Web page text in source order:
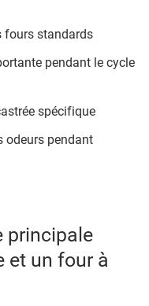
fours standards
pendant le cycle
spécifique
odeurs pendant
principale
et un four à